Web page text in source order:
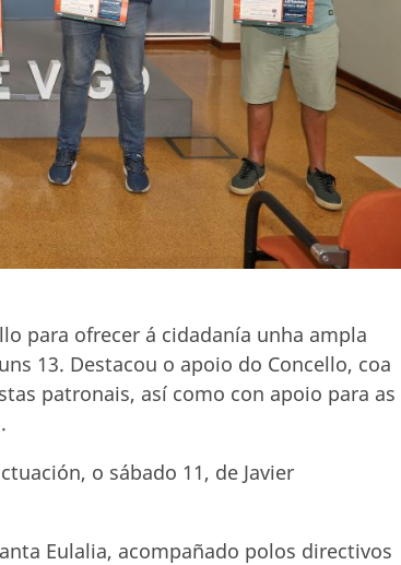
para ofrecer á cidadanía unha ampla
13. Destacou o apoio do Concello, coa
patronais, así como con apoio para as
o sábado 11, de Javier
Eulalia, acompañado polos directivos